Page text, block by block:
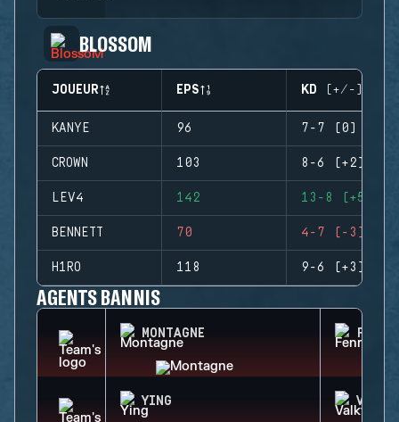
BLOSSOM
JOUEUR EPS KD (+/-)
KANYE 96 7-7 (0)
CROWN 103 8-6 (+2)
LEV4 142 13-8 (+5)
BENNETT 70 4-7 (-3)
H1RO 118 9-6 (+3)
AGENTS BANNIS
MONTAGNE
YING